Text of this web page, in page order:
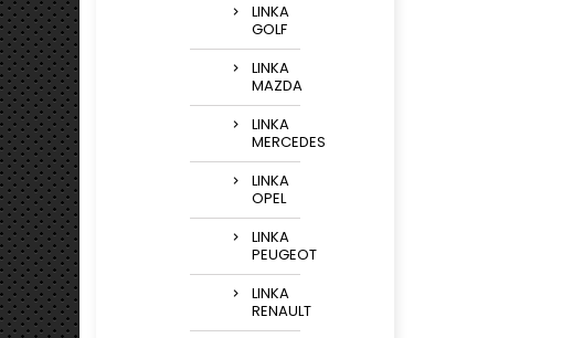
LINKA
GOLF
LINKA
MAZDA
LINKA
MERCEDES
LINKA
OPEL
LINKA
PEUGEOT
LINKA
RENAULT